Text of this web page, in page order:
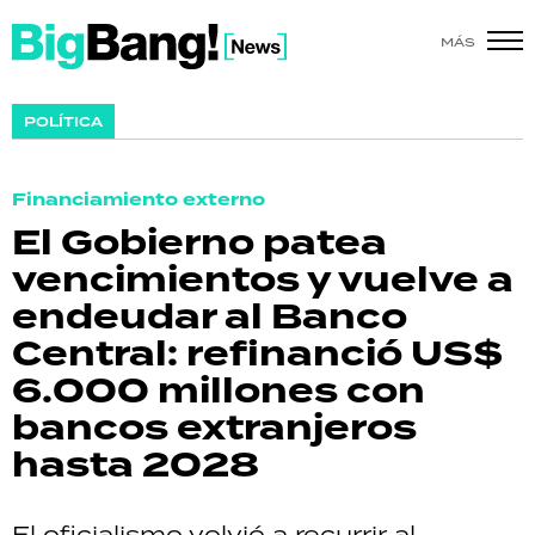
MÁS
POLÍTICA
Financiamiento externo
El Gobierno patea
vencimientos y vuelve a
endeudar al Banco
Central: refinanció US$
6.000 millones con
bancos extranjeros
hasta 2028
SHOW
ACTUALIDAD
POLICIALES
ECONOMÍA
GRAN HERMANO
SALUD
DEPORTES